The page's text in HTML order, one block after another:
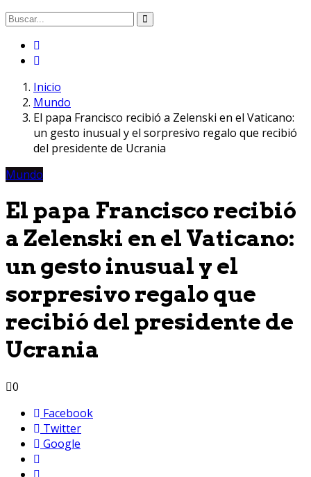
Inicio
Mundo
El papa Francisco recibió a Zelenski en el Vaticano:
un gesto inusual y el sorpresivo regalo que recibió
del presidente de Ucrania
Mundo
El papa Francisco recibió
a Zelenski en el Vaticano:
un gesto inusual y el
sorpresivo regalo que
recibió del presidente de
Ucrania
0
Facebook
Twitter
Google